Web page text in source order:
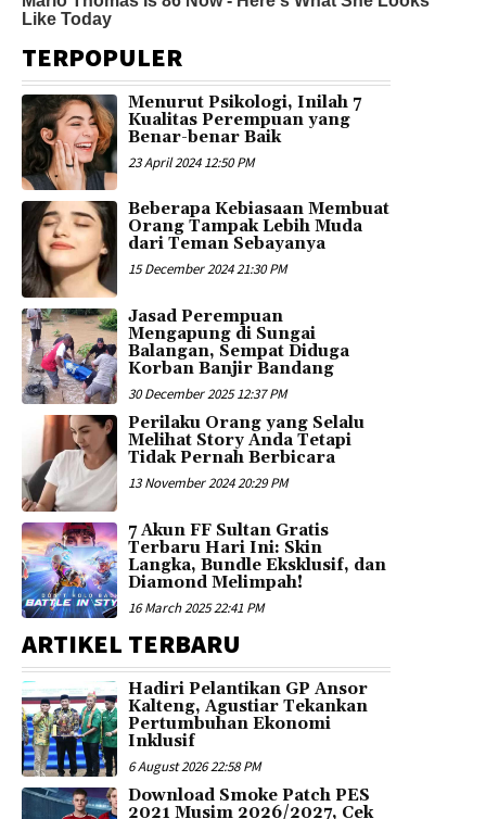
TERPOPULER
Menurut Psikologi, Inilah 7
Kualitas Perempuan yang
Benar-benar Baik
23 April 2024 12:50 PM
Beberapa Kebiasaan Membuat
Orang Tampak Lebih Muda
dari Teman Sebayanya
15 December 2024 21:30 PM
Jasad Perempuan
Mengapung di Sungai
Balangan, Sempat Diduga
Korban Banjir Bandang
30 December 2025 12:37 PM
Perilaku Orang yang Selalu
Melihat Story Anda Tetapi
Tidak Pernah Berbicara
13 November 2024 20:29 PM
7 Akun FF Sultan Gratis
Terbaru Hari Ini: Skin
Langka, Bundle Eksklusif, dan
Diamond Melimpah!
16 March 2025 22:41 PM
ARTIKEL TERBARU
Hadiri Pelantikan GP Ansor
Kalteng, Agustiar Tekankan
Pertumbuhan Ekonomi
Inklusif
6 August 2026 22:58 PM
Download Smoke Patch PES
2021 Musim 2026/2027, Cek